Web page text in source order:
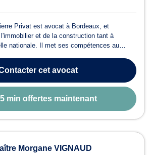
Privat est avocat à Bordeaux, et
et de la construction tant à
nationale. Il met ses compétences au
les bailleurs, les locataires, les
cet avocat
min offertes maintenant
Morgane VIGNAUD